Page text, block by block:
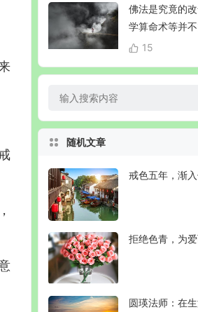
佛法是究竟的
学算命术等并
15
随机文章
戒色五年，渐
拒绝色青，为
圆瑛法师：在生